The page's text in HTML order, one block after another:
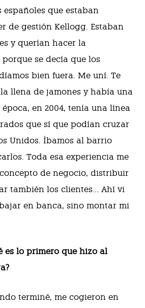
españoles que estaban
de gestión Kellogg. Estaban
y querían hacer la
se decía que los
bien fuera. Me uní. Te
llena de jamones y había una
en 2004, tenía una línea
que sí que podían cruzar
Unidos. Íbamos al barrio
Toda esa experiencia me
de negocio, distribuir
también los clientes… Ahí vi
en banca, sino montar mi
es lo primero que hizo al
terminé, me cogieron en